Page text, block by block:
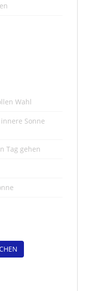
Wahl
Sonne
Tag gehen